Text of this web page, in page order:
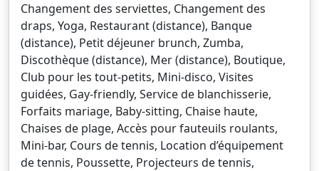
Changement des serviettes, Changement des
draps, Yoga, Restaurant (distance), Banque
(distance), Petit déjeuner brunch, Zumba,
Discothèque (distance), Mer (distance), Boutique,
Club pour les tout-petits, Mini-disco, Visites
guidées, Gay-friendly, Service de blanchisserie,
Forfaits mariage, Baby-sitting, Chaise haute,
Chaises de plage, Accès pour fauteuils roulants,
Mini-bar, Cours de tennis, Location d’équipement
de tennis, Poussette, Projecteurs de tennis,